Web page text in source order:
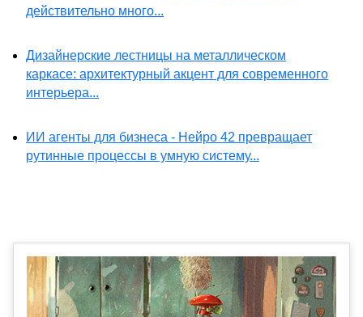
действительно много...
Дизайнерские лестницы на металлическом
каркасе: архитектурный акцент для современного
интерьера...
ИИ агенты для бизнеса - Нейро 42 превращает
рутинные процессы в умную систему...